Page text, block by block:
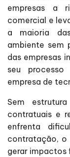
empresas a
comercial e
a maioria
ambiente sem
das empresas
seu
empresa de
Sem
contratuais e
enfrenta
contratação, o
gerar impactos